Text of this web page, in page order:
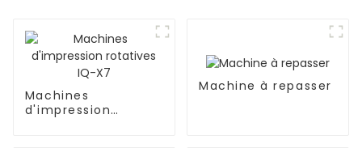
Machines
d'impression
Machine à repasser